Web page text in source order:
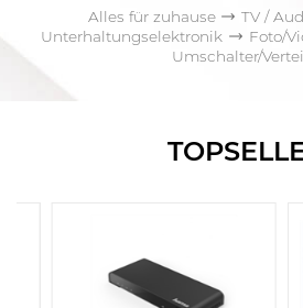
Alles für zuhause TV /
Unterhaltungselektronik
Foto/
Umschalter/